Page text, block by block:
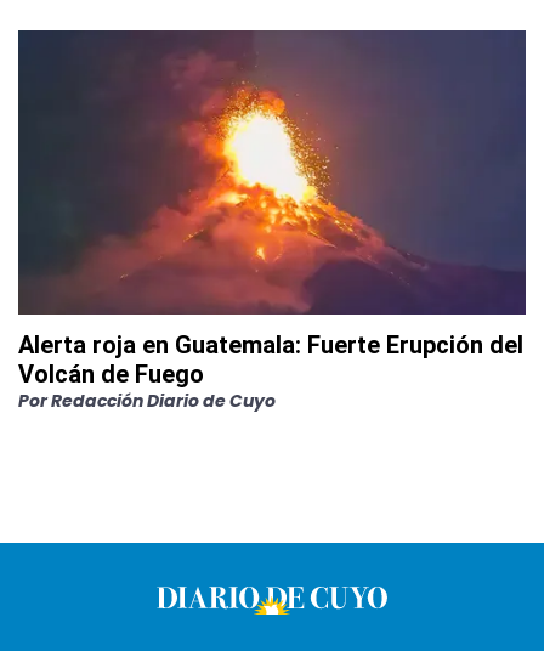
Alerta roja en Guatemala: Fuerte Erupción del
Volcán de Fuego
PorRedacción Diario de Cuyo